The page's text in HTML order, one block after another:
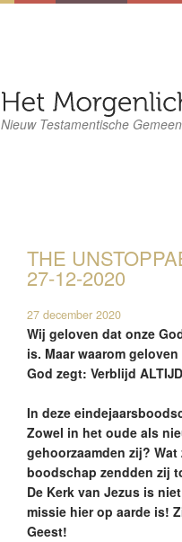
Nieuw Testamentische
THE
27-12-2020
27 december 2020
Wij geloven dat onze
is. Maar waarom
God zegt: Verblijd
In deze
Zowel in het oude als
gehoorzaamden zij?
boodschap zendden zij
De Kerk van Jezus is
missie hier op aarde is!
Geest!